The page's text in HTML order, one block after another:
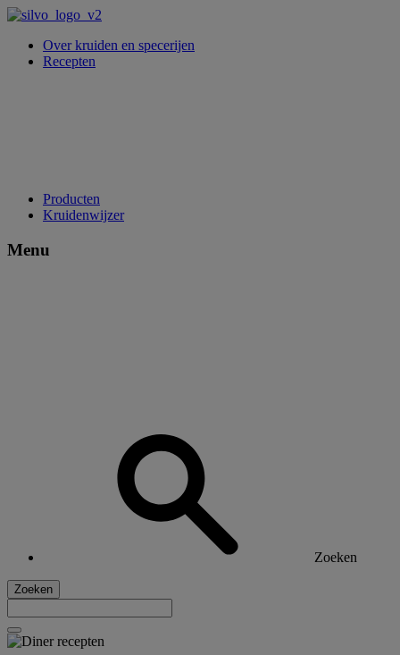
Over kruiden en specerijen
Recepten
Producten
Kruidenwijzer
Menu
Zoeken
Zoeken